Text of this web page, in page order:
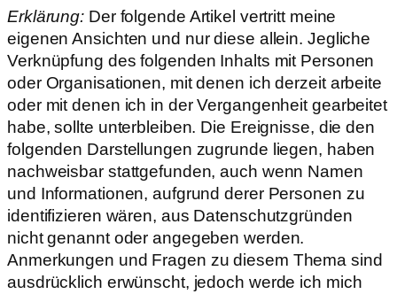
Erklärung: Der folgende Artikel vertritt meine
eigenen Ansichten und nur diese allein. Jegliche
Verknüpfung des folgenden Inhalts mit Personen
oder Organisationen, mit denen ich derzeit arbeite
oder mit denen ich in der Vergangenheit gearbeitet
habe, sollte unterbleiben. Die Ereignisse, die den
folgenden Darstellungen zugrunde liegen, haben
nachweisbar stattgefunden, auch wenn Namen
und Informationen, aufgrund derer Personen zu
identifizieren wären, aus Datenschutzgründen
nicht genannt oder angegeben werden.
Anmerkungen und Fragen zu diesem Thema sind
ausdrücklich erwünscht, jedoch werde ich mich